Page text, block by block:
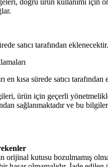
satıcı tarafından eklenecektir.
en kısa sürede satıcı tarafından
ürün için geçerli
sağlanmaktadır ve bu bilgiler
orijinal kutusu bozulmamış